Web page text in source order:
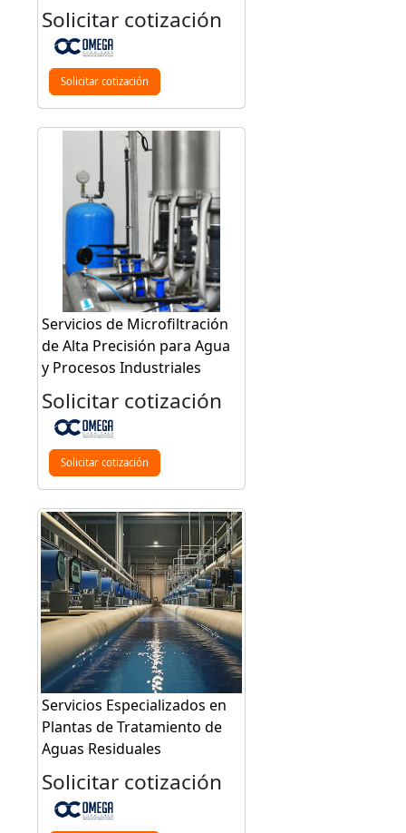
Solicitar cotización
Solicitar cotización
Servicios de Microfiltración
de Alta Precisión para Agua
y Procesos Industriales
Solicitar cotización
Solicitar cotización
Servicios Especializados en
Plantas de Tratamiento de
Aguas Residuales
Solicitar cotización